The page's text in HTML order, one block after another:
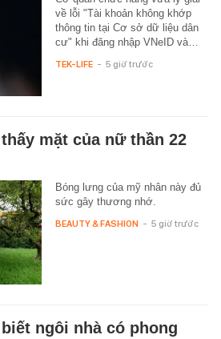
về lỗi "Tài khoản không khớp
thông tin tại Cơ sở dữ liệu dân
cư" khi đăng nhập VNeID và…
TEK-LIFE - 5 giờ trước
mặt của nữ thần 22
Bóng lưng của mỹ nhân này đủ
sức gây thương nhớ.
BEAUTY & FASHION - 5 giờ trước
ngôi nhà có phong